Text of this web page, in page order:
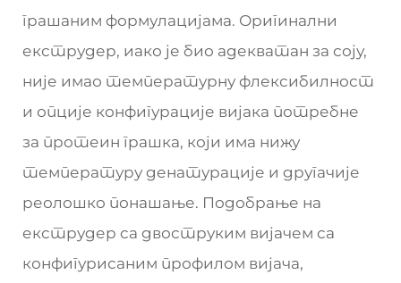
грашаним формулацијама. Оригинални
екструдер, иако је био адекватан за соју,
није имао температурну флексибилност
и опције конфигурације вијака потребне
за протеин грашка, који има нижу
температуру денатурације и другачије
реолошко понашање. Подобрање на
екструдер са двоструким вијачем са
конфигурисаним профилом вијача,